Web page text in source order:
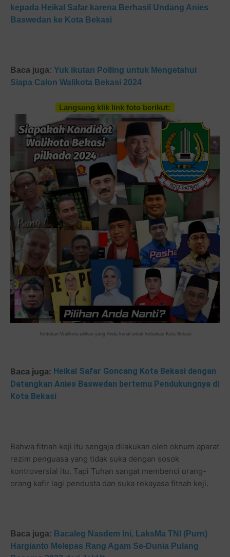
kepada Heikal Safar karena Berhasil Undang Anies
Baswedan ke Kota Bekasi
Baca juga: Yuk ikutan Polling untuk Mengetahui
Siapa Calon Walikota Bekasi 2024
Langsung klik link foto berikut:
Tentukan Walikota pilihan yang Anda kenal untuk kebaikan Kota Bekasi
Baca juga: Heikal Safar Goncang Kota Bekasi dengan
Datangkan Anies Baswedan bertemu Pendukungnya di
Kota Bekasi
Bahwa fitnah keji itu sengaja dilakukan oleh oknum aparat
rezim penguasa yang tidak suka dengan sosok
kontroversial itu. Tapi Tuhan sangat membenci orang-
orang kafir lagi pendusta dan suka rekayasa fitnah keji.
Baca juga: Bacaleg Nasdem Ini, LaksMa TNI (Purn)
Hargianto Melepas Rang Agam Se-Dunia Pulang